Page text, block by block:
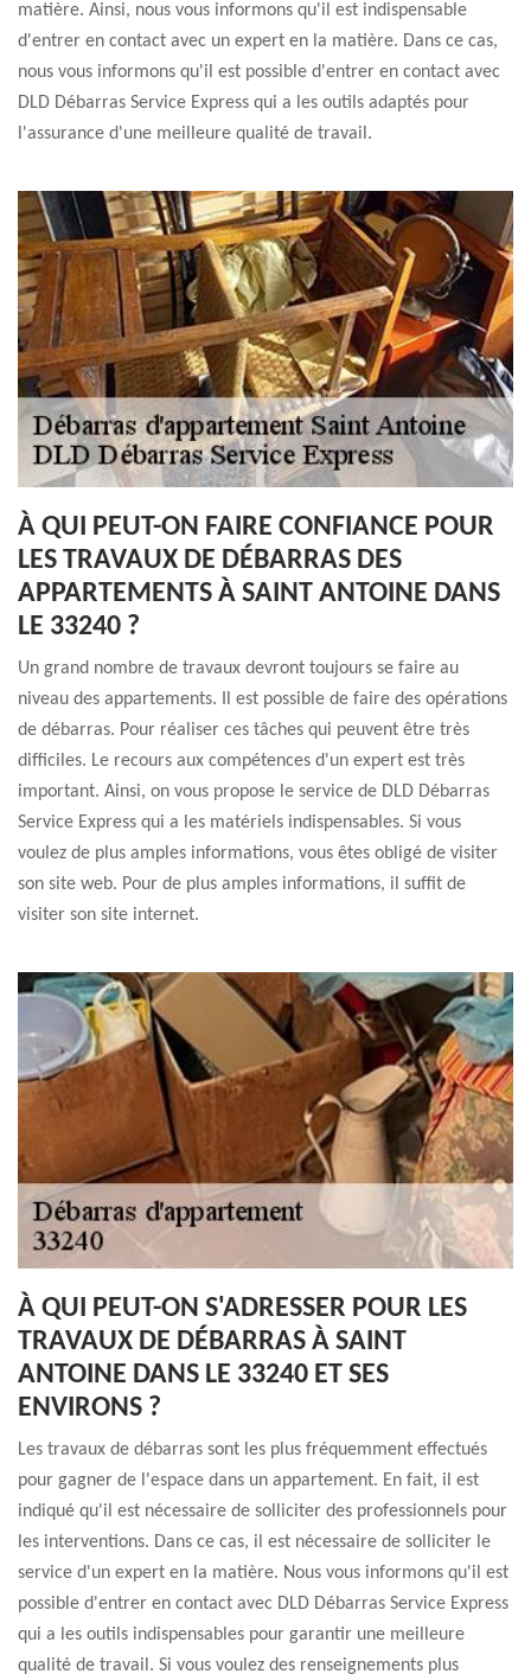
matière. Ainsi, nous vous informons qu'il est indispensable
d'entrer en contact avec un expert en la matière. Dans ce cas,
nous vous informons qu'il est possible d'entrer en contact avec
DLD Débarras Service Express qui a les outils adaptés pour
l'assurance d'une meilleure qualité de travail.
À QUI PEUT-ON FAIRE CONFIANCE POUR
LES TRAVAUX DE DÉBARRAS DES
APPARTEMENTS À SAINT ANTOINE DANS
LE 33240 ?
Un grand nombre de travaux devront toujours se faire au
niveau des appartements. Il est possible de faire des opérations
de débarras. Pour réaliser ces tâches qui peuvent être très
difficiles. Le recours aux compétences d'un expert est très
important. Ainsi, on vous propose le service de DLD Débarras
Service Express qui a les matériels indispensables. Si vous
voulez de plus amples informations, vous êtes obligé de visiter
son site web. Pour de plus amples informations, il suffit de
visiter son site internet.
À QUI PEUT-ON S'ADRESSER POUR LES
TRAVAUX DE DÉBARRAS À SAINT
ANTOINE DANS LE 33240 ET SES
ENVIRONS ?
Les travaux de débarras sont les plus fréquemment effectués
pour gagner de l'espace dans un appartement. En fait, il est
indiqué qu'il est nécessaire de solliciter des professionnels pour
les interventions. Dans ce cas, il est nécessaire de solliciter le
service d'un expert en la matière. Nous vous informons qu'il est
possible d'entrer en contact avec DLD Débarras Service Express
qui a les outils indispensables pour garantir une meilleure
qualité de travail. Si vous voulez des renseignements plus